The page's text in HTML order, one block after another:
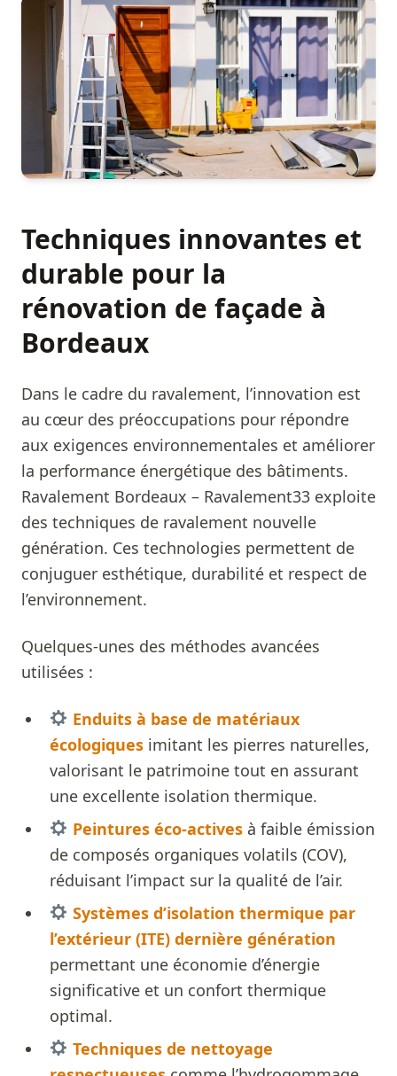
Techniques innovantes et
durable pour la
rénovation de façade à
Bordeaux
Dans le cadre du ravalement, l’innovation est
au cœur des préoccupations pour répondre
aux exigences environnementales et améliorer
la performance énergétique des bâtiments.
Ravalement Bordeaux – Ravalement33 exploite
des techniques de ravalement nouvelle
génération. Ces technologies permettent de
conjuguer esthétique, durabilité et respect de
l’environnement.
Quelques-unes des méthodes avancées
utilisées :
Enduits à base de matériaux
écologiques imitant les pierres naturelles,
valorisant le patrimoine tout en assurant
une excellente isolation thermique.
Peintures éco-activesà faible émission
de composés organiques volatils (COV),
réduisant l’impact sur la qualité de l’air.
Systèmes d’isolation thermique par
l’extérieur (ITE) dernière génération
permettant une économie d’énergie
significative et un confort thermique
optimal.
Techniques de nettoyage